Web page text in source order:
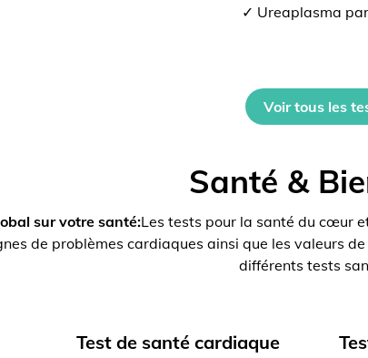
✓ Ureaplasma
Voir tous les
Santé &
sur votre santé:Les tests pour la santé du cœur
de problèmes cardiaques ainsi que les valeurs
différents tests
Test de santé cardiaque